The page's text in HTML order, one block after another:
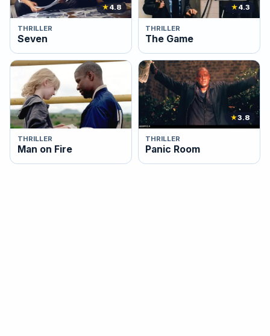
★4.8
THRILLER
Seven
★4.3
THRILLER
The Game
THRILLER
Man on Fire
★3.8
THRILLER
Panic Room